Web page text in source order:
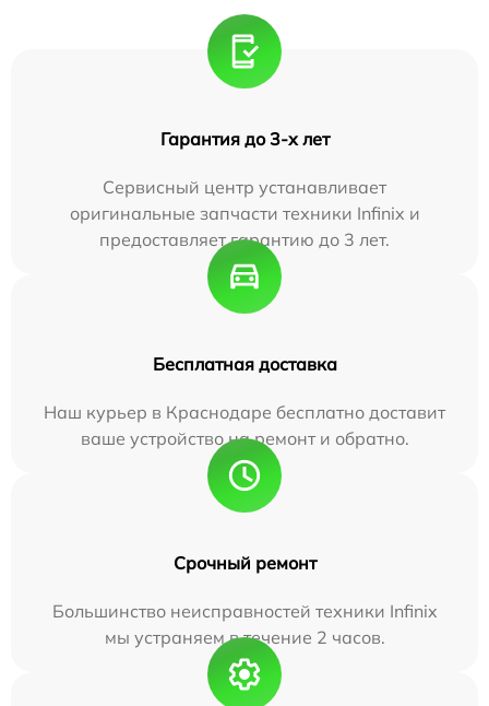
Гарантия до 3-х лет
Сервисный центр устанавливает
оригинальные запчасти техники Infinix и
предоставляет гарантию до 3 лет.
Бесплатная доставка
Наш курьер в Краснодаре бесплатно доставит
ваше устройство на ремонт и обратно.
Срочный ремонт
Большинство неисправностей техники Infinix
мы устраняем в течение 2 часов.